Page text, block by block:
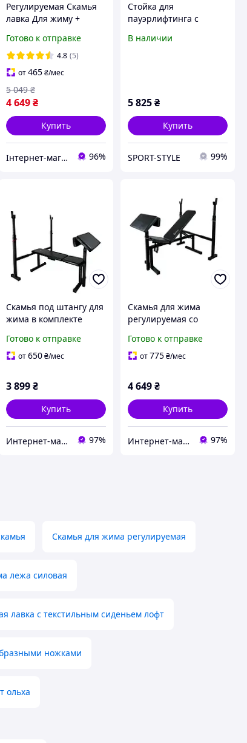
Регулируемая Скамья
лавка Для жиму +
Скотта 003
Готово к отправке
4.8 (5)
от465 ₴/мес
4 649 ₴
5 049 ₴
Купить
Інтернет-магазин "Атлант Спорт" 96%
Стойка для
пауэрлифтинга с
жима/пресса, брусья
В наличии
5 825₴
Купить
SPORT-STYLE 99%
Скамья под штангу для
жима в комплекте
парта Скотта WCG - 006
Готово к отправке
от650 ₴/мес
3 899 ₴
Купить
Интернет-магазин "Астрокомфорт" 97%
Скамья для жима
регулируемая со
приставка Скотта.
WCG-003
Готово к отправке
от775₴/мес
4 649₴
Купить
Интернет-магазин "Астрокомфорт" 97%
Скамья для жима регулируемая
лежа силовая
лавка с текстильным сиденьем лофт
ножками
ольха